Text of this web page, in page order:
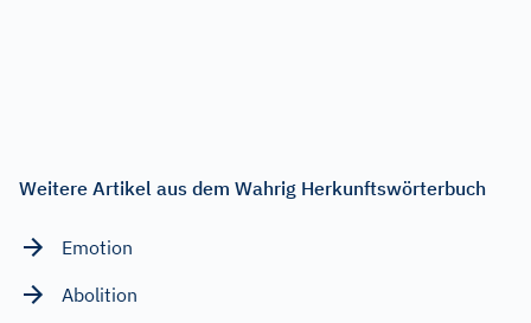
Weitere Artikel aus dem Wahrig Herkunftswörterbuch
Emotion
Abolition